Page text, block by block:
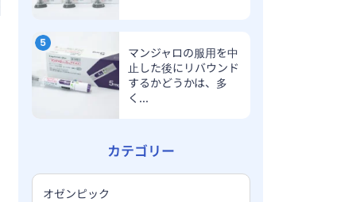
マンジャロの服用を中
止した後にリバウンド
するかどうかは、多
く...
カテゴリー
オゼンピック